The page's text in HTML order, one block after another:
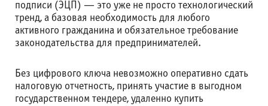
подписи (ЭЦП) — это уже не просто технологический
тренд, а базовая необходимость для любого
активного гражданина и обязательное требование
законодательства для предпринимателей.
Без цифрового ключа невозможно оперативно сдать
налоговую отчетность, принять участие в выгодном
государственном тендере, удаленно купить